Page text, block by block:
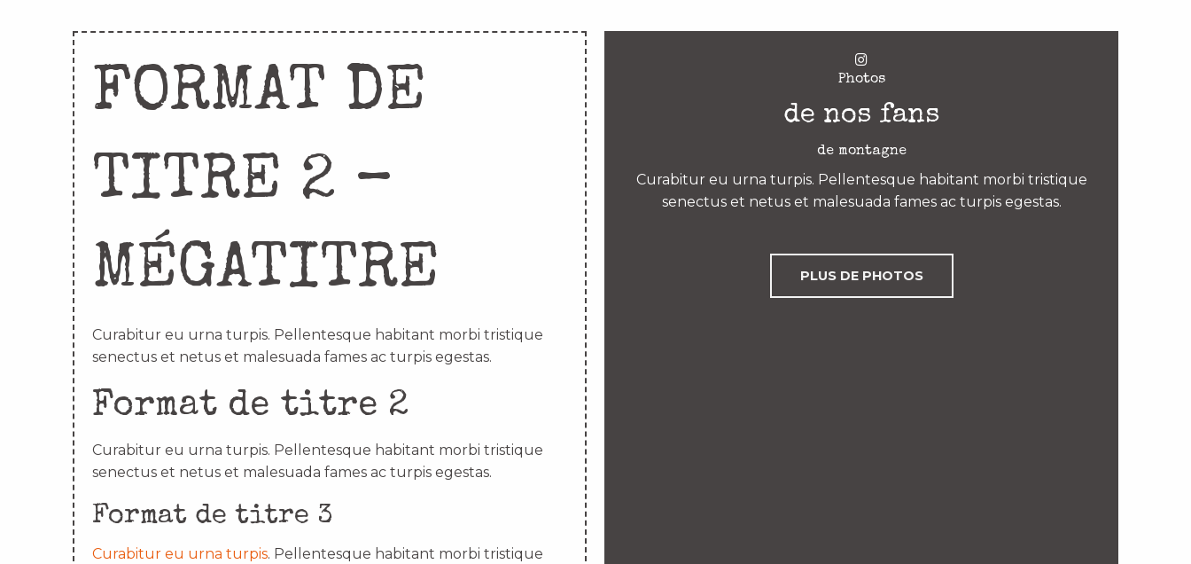
FORMAT DE
TITRE 2 –
MÉGATITRE
Curabitur eu urna turpis. Pellentesque habitant morbi tristique
senectus et netus et malesuada fames ac turpis egestas.
Format de titre 2
Curabitur eu urna turpis. Pellentesque habitant morbi tristique
senectus et netus et malesuada fames ac turpis egestas.
Format de titre 3
Curabitur eu urna turpis. Pellentesque habitant morbi tristique
Photos
de nos fans
de montagne
Curabitur eu urna turpis. Pellentesque habitant morbi tristique
senectus et netus et malesuada fames ac turpis egestas.
PLUS DE PHOTOS